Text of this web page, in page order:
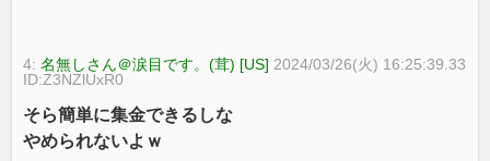
4:名無しさん＠涙目です。(茸) [US] 2024/03/26(火) 16:25:39.33
ID:Z3NZlUxR0
そら簡単に集金できるしな
やめられないよｗ